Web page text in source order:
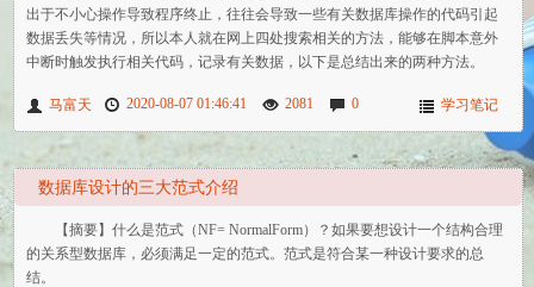
出于不小心操作导致程序终止，往往会导致一些有关数据库操作的代码引起
数据丢失等情况，所以本人就在网上四处搜索相关的方法，能够在脚本意外
中断时触发执行相关代码，记录有关数据，以下是总结出来的两种方法。
2020-08-07 01:46:41 2081 0 学习笔记
马富天
数据库设计的三大范式介绍
【摘要】什么是范式（NF= NormalForm）？如果要想设计一个结构合理
的关系型数据库，必须满足一定的范式。范式是符合某一种设计要求的总
结。